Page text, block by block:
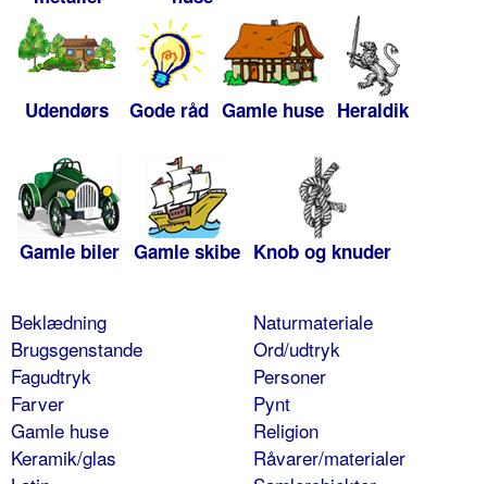
Udendørs Gode råd Gamle huse Heraldik
Gamle biler Gamle skibe Knob og knuder
Beklædning
Brugsgenstande
Fagudtryk
Farver
Gamle huse
Keramik/glas
Naturmateriale
Ord/udtryk
Personer
Pynt
Religion
Råvarer/materialer